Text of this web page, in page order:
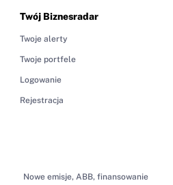
Nowe emisje, ABB, finansowanie
Twój Biznesradar
Twoje alerty
Twoje portfele
Logowanie
Rejestracja